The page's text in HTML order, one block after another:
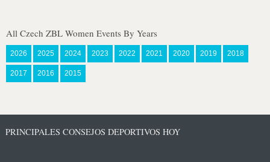
All Czech ZBL Women Events By Years
2026 2025 2024 2023 2022 2021 2020 2019 2018
2017 2016 2015
PRINCIPALES CONSEJOS DEPORTIVOS HOY